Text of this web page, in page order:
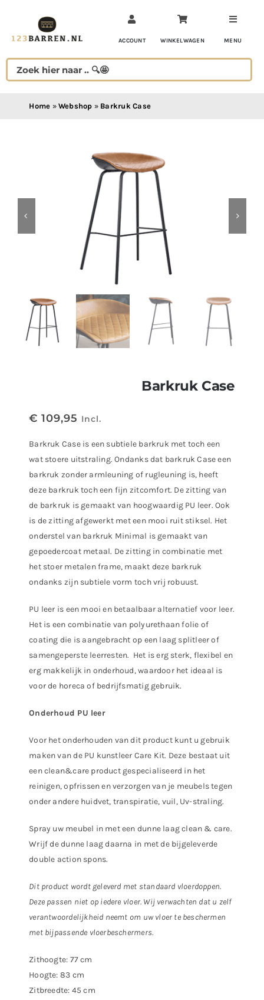
inhoud
ACCOUNT WINKELWAGEN MENU
Home » Webshop » Barkruk Case
Barkruk Case
€ 109,95 Incl.
Barkruk Case is een subtiele barkruk met toch een
wat stoere uitstraling. Ondanks dat barkruk Case een
barkruk zonder armleuning of rugleuning is, heeft
deze barkruk toch een fijn zitcomfort. De zitting van
de barkruk is gemaakt van hoogwaardig PU leer. Ook
is de zitting afgewerkt met een mooi ruit stiksel. Het
onderstel van barkruk Minimal is gemaakt van
gepoedercoat metaal. De zitting in combinatie met
het stoer metalen frame, maakt deze barkruk
ondanks zijn subtiele vorm toch vrij robuust.
PU leer is een mooi en betaalbaar alternatief voor leer.
Het is een combinatie van polyurethaan folie of
coating die is aangebracht op een laag splitleer of
samengeperste leerresten. Het is erg sterk, flexibel en
erg makkelijk in onderhoud, waardoor het ideaal is
voor de horeca of bedrijfsmatig gebruik.
Onderhoud PU leer
Voor het onderhouden van dit product kunt u gebruik
maken van de PU kunstleer Care Kit. Deze bestaat uit
een clean&care product gespecialiseerd in het
reinigen, opfrissen en verzorgen van je meubels tegen
onder andere huidvet, transpiratie, vuil, Uv-straling.
Spray uw meubel in met een dunne laag clean & care.
Wrijf de dunne laag daarna in met de bijgeleverde
double action spons.
Dit product wordt geleverd met standaard vloerdoppen.
Deze passen niet op iedere vloer. Wij verwachten dat u zelf
verantwoordelijkheid neemt om uw vloer te beschermen
met bijpassende vloerbeschermers.
Zithoogte: 77 cm
Hoogte: 83 cm
Zitbreedte: 45 cm